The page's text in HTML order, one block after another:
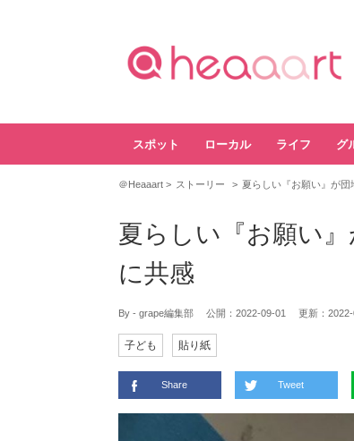
スポット ローカル ライフ グ
＠Heaaart ストーリー 夏らしい『お願い』が
夏らしい『お願い
に共感
By - grape編集部 公開： 2022-09-01 更新：
子ども 貼り紙
Share Tweet